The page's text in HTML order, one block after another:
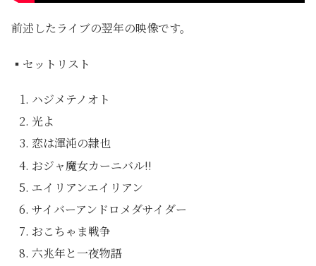
前述したライブの翌年の映像です。
▪セットリスト
ハジメテノオト
光よ
恋は渾沌の隷也
おジャ魔女カーニバル!!
エイリアンエイリアン
サイバーアンドロメダサイダー
おこちゃま戦争
六兆年と一夜物語